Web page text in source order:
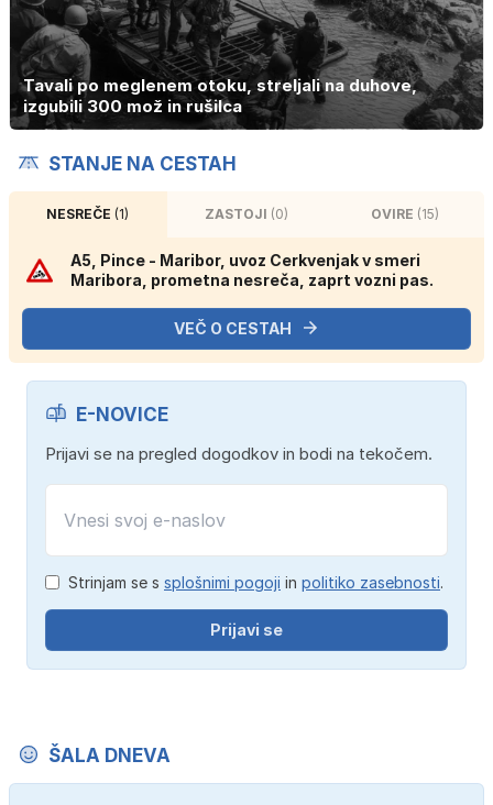
Tavali po meglenem otoku, streljali na duhove,
izgubili 300 mož in rušilca
STANJE NA CESTAH
NESREČE(1) ZASTOJI (0) OVIRE (15)
A5, Pince - Maribor, uvoz Cerkvenjak v smeri
Maribora, prometna nesreča, zaprt vozni pas.
VEČ O CESTAH
E-NOVICE
Prijavi se na pregled dogodkov in bodi na tekočem.
Strinjam se s splošnimi pogoji in politiko zasebnosti.
Prijavi se
ŠALA DNEVA